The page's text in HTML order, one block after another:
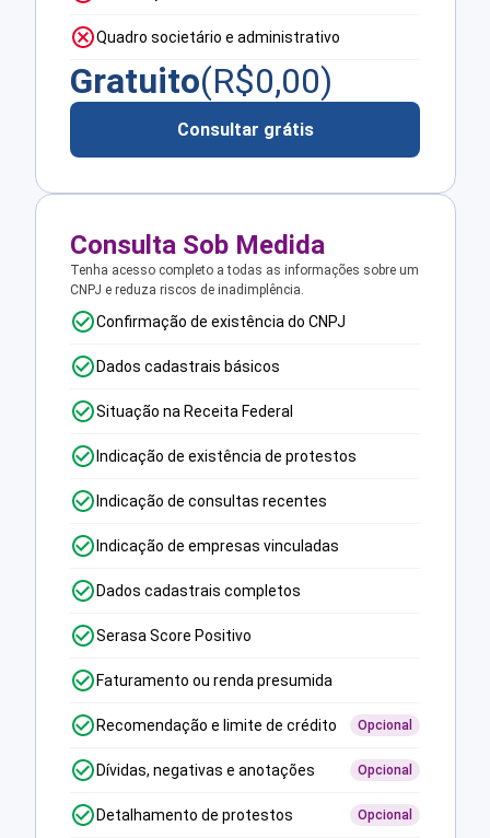
Quadro societário e administrativo
Gratuito(R$0,00)
Consultar grátis
Consulta Sob Medida
Tenha acesso completo a todas as informações sobre um
CNPJ e reduza riscos de inadimplência.
Confirmação de existência do CNPJ
Dados cadastrais básicos
Situação na Receita Federal
Indicação de existência de protestos
Indicação de consultas recentes
Indicação de empresas vinculadas
Dados cadastrais completos
Serasa Score Positivo
Faturamento ou renda presumida
Recomendação e limite de crédito Opcional
Dívidas, negativas e anotações Opcional
Detalhamento de protestos Opcional